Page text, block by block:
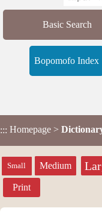
Basic Search
Bopomofo Index
::: Homepage >
Small Medium
Print